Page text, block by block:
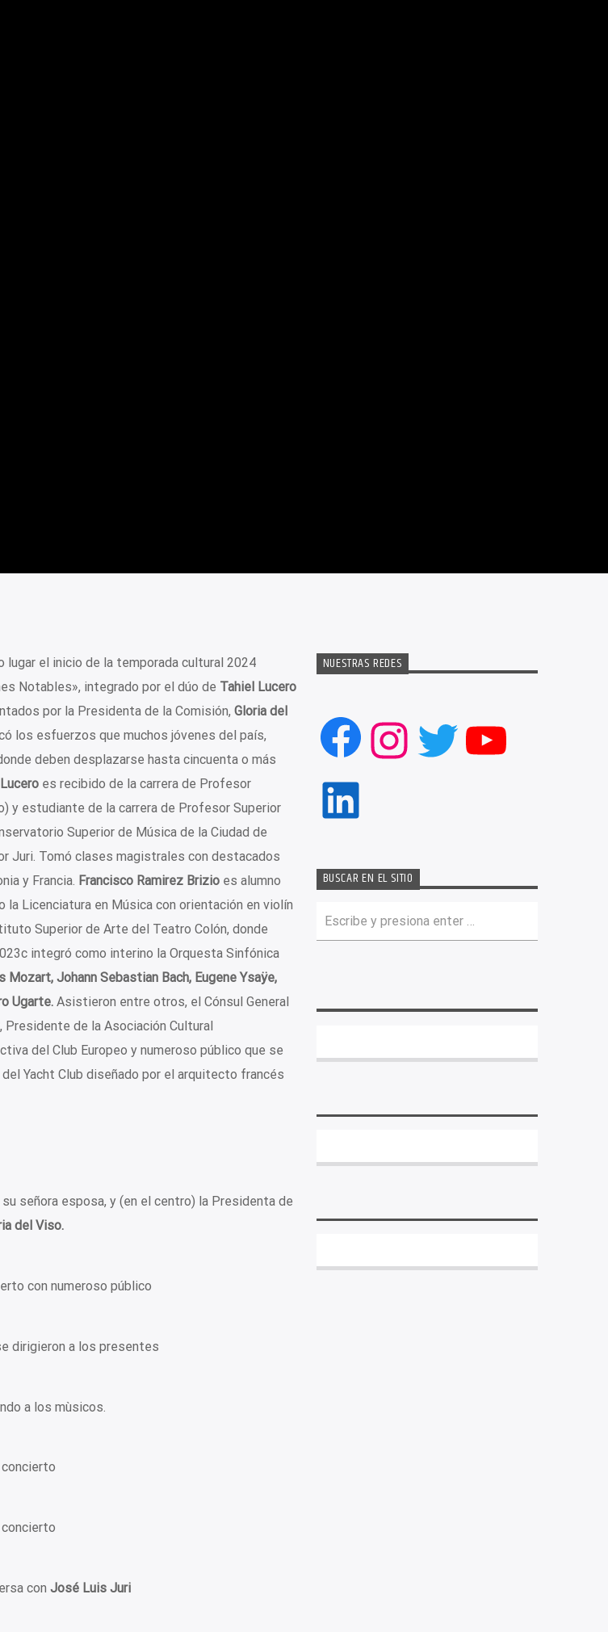
lugar el inicio de la temporada cultural 2024
Notables», integrado por el dúo de Tahiel Lucero
por la Presidenta de la Comisión, Gloria del
los esfuerzos que muchos jóvenes del país,
deben desplazarse hasta cincuenta o más
es recibido de la carrera de Profesor
y estudiante de la carrera de Profesor Superior
Superior de Música de la Ciudad de
Juri. Tomó clases magistrales con destacados
y Francia. Francisco Ramirez Brizioes alumno
la Licenciatura en Música con orientación en violín
Superior de Arte del Teatro Colón, donde
integró como interino la Orquesta Sinfónica
Mozart, Johann Sebastian Bach, Eugene Ysaÿe,
Ugarte.Asistieron entre otros, el Cónsul General
, Presidente de la Asociación Cultural
del Club Europeo y numeroso público que se
Yacht Club diseñado por el arquitecto francés
señora esposa, y (en el centro) la Presidenta de
del Viso.
con numeroso público
dirigieron a los presentes
a los mùsicos.
con José Luis Juri
NUESTRAS REDES
Facebook
Instagram
Twitter
LinkedIn
BUSCAR EN EL SITIO